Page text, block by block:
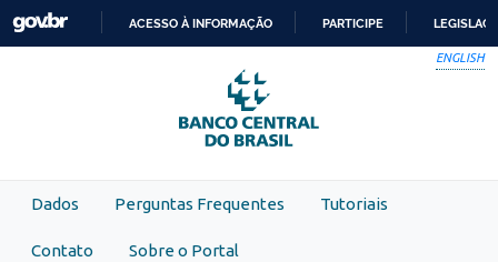
Skip to main content
PARA
O
CONTEÚDO
ACESSO À INFORMAÇÃO PARTICIPE
ENGLISH
Dados Perguntas Frequentes Tutoriais
Contato Sobre o Portal